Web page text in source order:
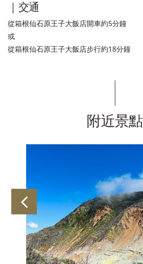
｜交通
從箱根仙石原王子大飯店開車約5分鐘
或
從箱根仙石原王子大飯店步行約18分鐘
附近景點